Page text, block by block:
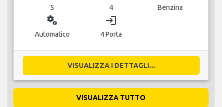
5 4 Benzina
miscellaneous_services
Automatico
login
4 Porta
VISUALIZZA I DETTAGLI...
VISUALIZZA TUTTO